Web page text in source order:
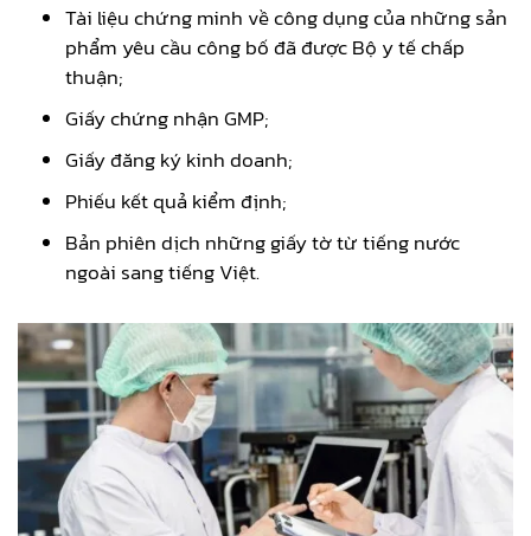
Tài liệu chứng minh về công dụng của những sản
phẩm yêu cầu công bố đã được Bộ y tế chấp
thuận;
Giấy chứng nhận GMP;
Giấy đăng ký kinh doanh;
Phiếu kết quả kiểm định;
Bản phiên dịch những giấy tờ từ tiếng nước
ngoài sang tiếng Việt.